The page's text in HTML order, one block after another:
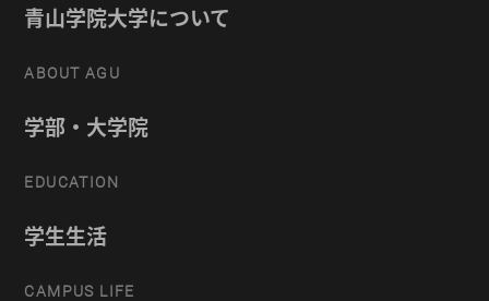
青山学院大学について
ABOUT AGU
学部・大学院
EDUCATION
学生生活
CAMPUS LIFE